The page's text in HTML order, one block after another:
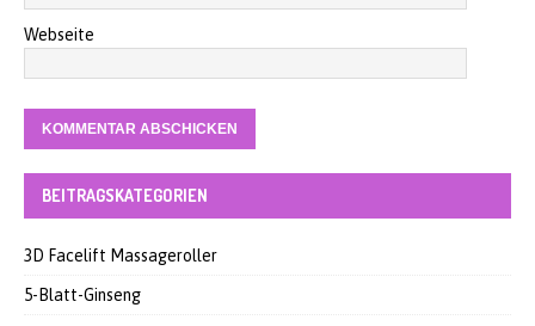
Webseite
BEITRAGSKATEGORIEN
3D Facelift Massageroller
5-Blatt-Ginseng